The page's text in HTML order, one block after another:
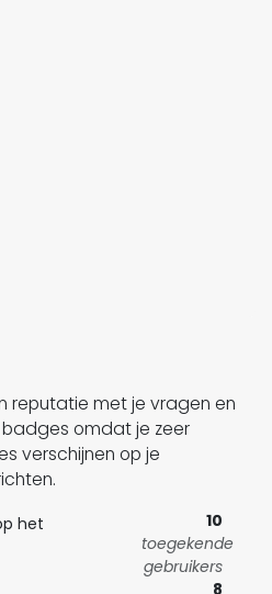
reputatie met je vragen en
omdat je zeer
verschijnen op je
het
10
toegekende
gebruikers